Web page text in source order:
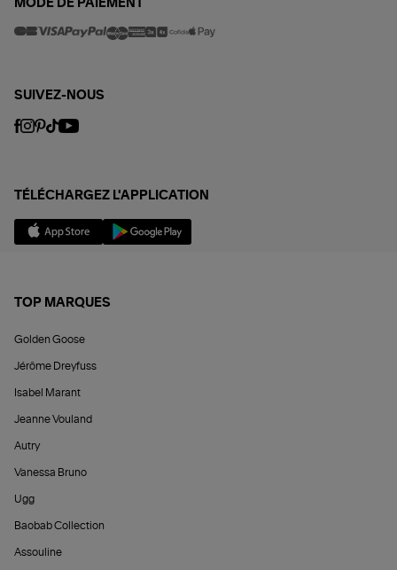
MODE DE PAIEMENT
SUIVEZ-NOUS
TÉLÉCHARGEZ L'APPLICATION
TOP MARQUES
Golden Goose
Jérôme Dreyfuss
Isabel Marant
Jeanne Vouland
Autry
Vanessa Bruno
Ugg
Baobab Collection
Assouline